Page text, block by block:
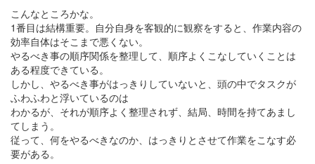
こんなところかな。
1番目は結構重要。自分自身を客観的に観察をすると、作業内容の
効率自体はそこまで悪くない。
やるべき事の順序関係を整理して、順序よくこなしていくことは
ある程度できている。
しかし、やるべき事がはっきりしていないと、頭の中でタスクが
ふわふわと浮いているのは
わかるが、それが順序よく整理されず、結局、時間を持てあまし
てしまう。
従って、何をやるべきなのか、はっきりとさせて作業をこなす必
要がある。